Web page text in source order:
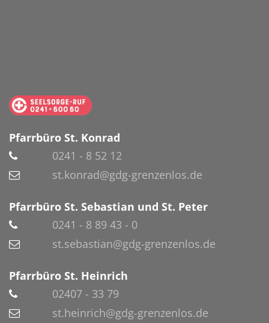
Pfarrbüro St. Konrad
0241 - 8 52 12
st.konrad@gdg-grenzenlos.de
Pfarrbüro St. Sebastian und St. Peter
0241 - 8 89 43 - 0
st.sebastian@gdg-grenzenlos.de
Pfarrbüro St. Heinrich
02407 - 33 79
st.heinrich@gdg-grenzenlos.de